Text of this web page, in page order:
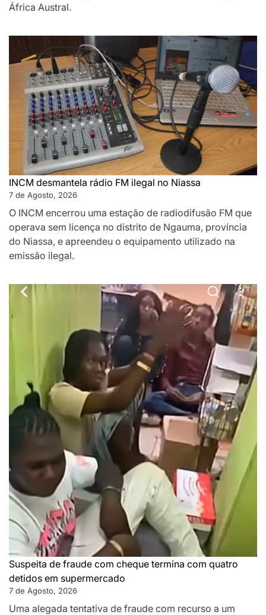
África Austral.
INCM desmantela rádio FM ilegal no Niassa
7 de Agosto, 2026
O INCM encerrou uma estação de radiodifusão FM que
operava sem licença no distrito de Ngauma, província
do Niassa, e apreendeu o equipamento utilizado na
emissão ilegal.
Suspeita de fraude com cheque termina com quatro
detidos em supermercado
7 de Agosto, 2026
Uma alegada tentativa de fraude com recurso a um